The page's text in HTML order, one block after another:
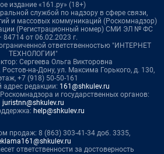
издание «161.ру» (18+)
службой по надзору в сфере связи,
и массовых коммуникаций (Роскомнадзор)
(Регистрационный номер) СМИ ЭЛ № ФС
84714 от 06.02.2023 г.
ответственностью "ИНТЕРНЕТ
ТЕХНОЛОГИИ"
Сергеева Ольга Викторовна
на-Дону, ул. Максима Горького, д. 130,
+7 (918) 50-50-161
адрес редакции: 161@shkulev.ru
и государственных органов:
juristnn@shkulev.ru
help@shkulev.ru
продаж: 8 (863) 303-41-34 доб. 3335,
ответственности за достоверность